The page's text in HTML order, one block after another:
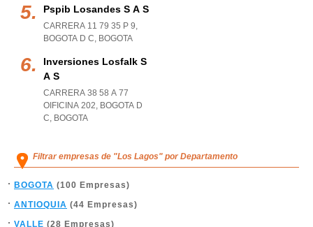
Pspib Losandes S A S
CARRERA 11 79 35 P 9,
BOGOTA D C, BOGOTA
Inversiones Losfalk S
A S
CARRERA 38 58 A 77
OIFICINA 202, BOGOTA D
C, BOGOTA
Filtrar empresas de "Los Lagos" por Departamento
BOGOTA (100 Empresas)
ANTIOQUIA (44 Empresas)
VALLE (28 Empresas)